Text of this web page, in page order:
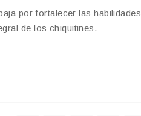
por fortalecer las
de los chiquitines.